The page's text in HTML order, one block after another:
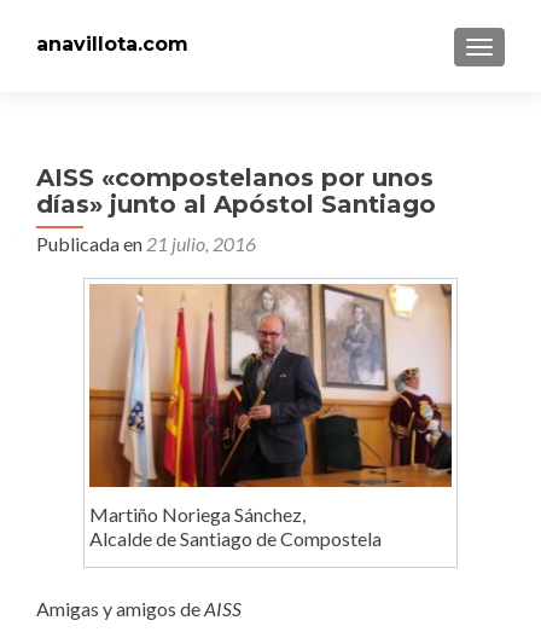
anavillota.com
AISS «compostelanos por unos
días» junto al Apóstol Santiago
Publicada en 21 julio, 2016
Martiño Noriega Sánchez,
Alcalde de Santiago de Compostela
Amigas y amigos deAISS